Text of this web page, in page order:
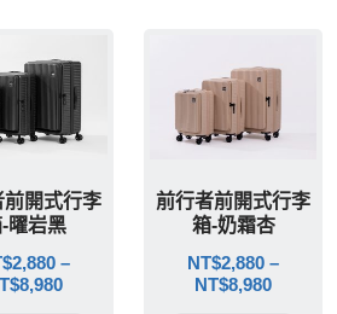
前開式行李
曜岩黑
2,880 –
8,980
前行者前開式行李
箱-奶霜杏
NT$2,880 –
NT$8,980